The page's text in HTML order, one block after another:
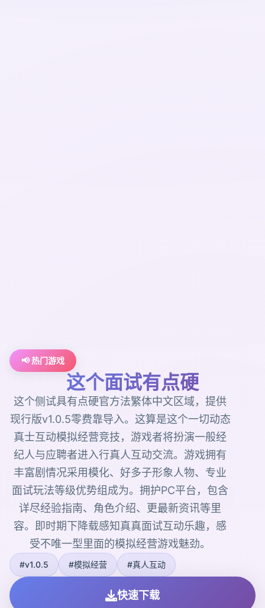
📢 热门游戏
这个面试有点硬
这个侧试具有点硬官方法繁体中文区域，提供
现行版v1.0.5零费靠导入。这算是这个一切动态
真士互动模拟经营竞技，游戏者将扮演一般经
纪人与应聘者进入行真人互动交流。游戏拥有
丰富剧情况采用模化、好多子形象人物、专业
面试玩法等级优势组成为。拥护PC平台，包含
详尽经验指南、角色介绍、更最新资讯等里
容。即时期下降载感知真真面试互动乐趣，感
受不唯一型里面的模拟经营游戏魅劲。
#v1.0.5 #模拟经营 #真人互动
快速下载